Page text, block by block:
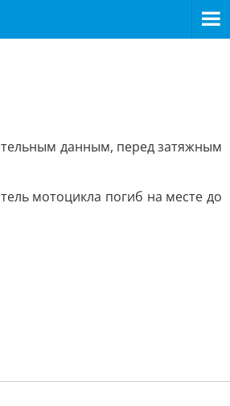
данным, перед затяжным
мотоцикла погиб на месте до